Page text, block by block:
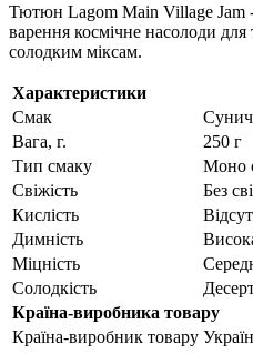
Тютюн Lagom Main Village Jam
варення космічне насолоди для
солодким міксам.
Характеристики
Смак
Вага, г.
250 г
Тип смаку
Моно
Свіжість
Без
Кислість
Димність
Міцність
Солодкість
Країна-виробника товару
Країна-виробник товару